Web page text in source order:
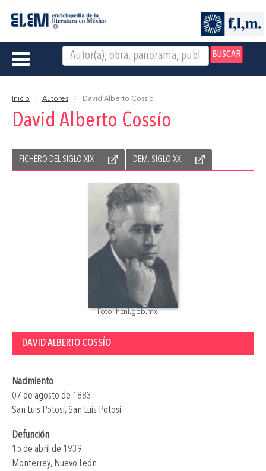
BUSCAR
Toggle
Inicio Autores David Alberto Cossío
David Alberto Cossío
FICHERO DEL SIGLO XIX DEM. SIGLO XX
Foto: hcnl.gob.mx
DAVID ALBERTO COSSÍO
Nacimiento
07 de agosto de 1883
San Luis Potosí, San Luis Potosí
Defunción
15 de abril de 1939
Monterrey, Nuevo León